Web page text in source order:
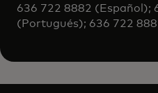
636 722 8882 (Español);
(Portugués); 636 722